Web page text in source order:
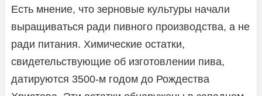
Есть мнение, что зерновые культуры начали
выращиваться ради пивного производства, а не
ради питания. Химические остатки,
свидетельствующие об изготовлении пива,
датируются 3500-м годом до Рождества